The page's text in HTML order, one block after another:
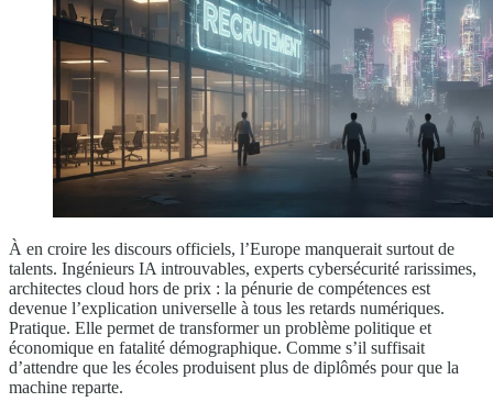
À en croire les discours officiels, l’Europe manquerait surtout de
talents. Ingénieurs IA introuvables, experts cybersécurité rarissimes,
architectes cloud hors de prix : la pénurie de compétences est
devenue l’explication universelle à tous les retards numériques.
Pratique. Elle permet de transformer un problème politique et
économique en fatalité démographique. Comme s’il suffisait
d’attendre que les écoles produisent plus de diplômés pour que la
machine reparte.